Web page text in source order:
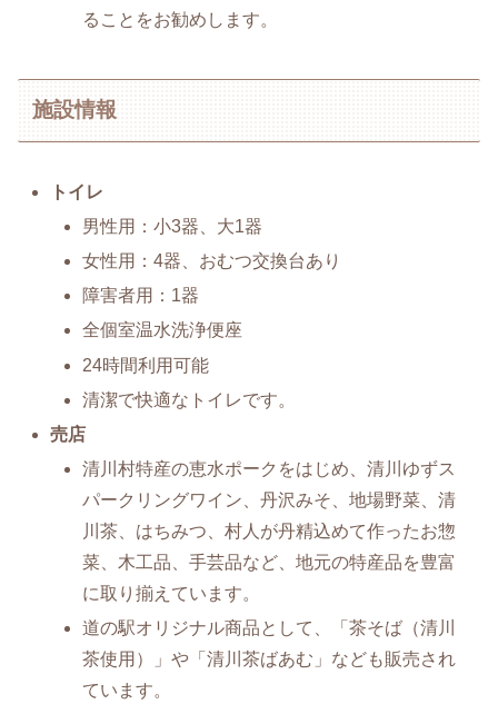
ることをお勧めします。
施設情報
トイレ
男性用：小3器、大1器
女性用：4器、おむつ交換台あり
障害者用：1器
全個室温水洗浄便座
24時間利用可能
清潔で快適なトイレです。
売店
清川村特産の恵水ポークをはじめ、清川ゆずス
パークリングワイン、丹沢みそ、地場野菜、清
川茶、はちみつ、村人が丹精込めて作ったお惣
菜、木工品、手芸品など、地元の特産品を豊富
に取り揃えています。
道の駅オリジナル商品として、「茶そば（清川
茶使用）」や「清川茶ばあむ」なども販売され
ています。